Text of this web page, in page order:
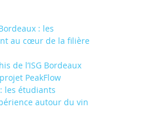
: les
au cœur de la filière
de l’ISG Bordeaux
PeakFlow
les étudiants
autour du vin